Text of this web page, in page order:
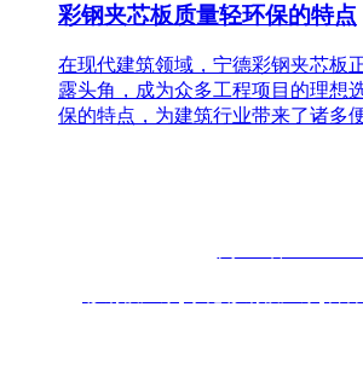
彩钢夹芯板质量轻环保的特点
在现代建筑领域，宁德彩钢夹芯板
露头角，成为众多工程项目的理想
保的特点，为建筑行业带来了诸多